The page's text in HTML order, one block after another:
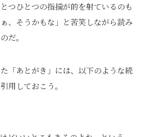
つひとつの指摘が的を射ているのも
、そうかもな」と苦笑しながら読み
だ。
「あとがき」には、以下のような続
用しておこう。